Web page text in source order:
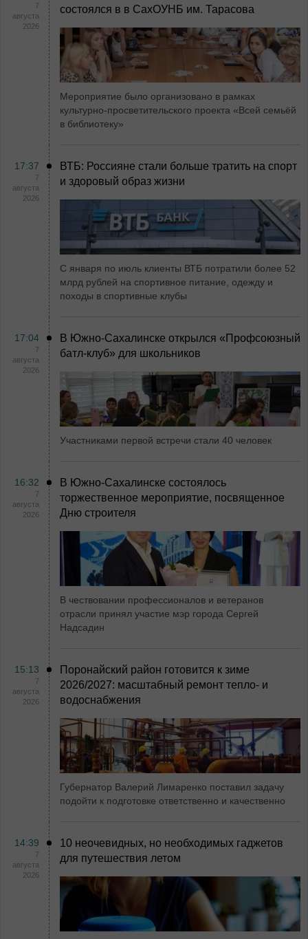
7
августа
2026
состоялся в в СахОУНБ им. Тарасова
Мероприятие было организовано в рамках
культурно-просветительского проекта «Всей семьёй
в библиотеку»
17:37
7
августа
2026
ВТБ: Россияне стали больше тратить на спорт
и здоровый образ жизни
С января по июль клиенты ВТБ потратили более 52
млрд рублей на спортивное питание, одежду и
походы в спортивные клубы
17:04
7
августа
2026
В Южно-Сахалинске открылся «Профсоюзный
батл-клуб» для школьников
Участниками первой встречи стали 40 человек
16:32
7
августа
2026
В Южно-Сахалинске состоялось
торжественное мероприятие, посвященное
Дню строителя
В чествовании профессионалов и ветеранов
отрасли принял участие мэр города Сергей
Надсадин
15:13
7
августа
2026
Поронайский район готовится к зиме
2026/2027: масштабный ремонт тепло- и
водоснабжения
Губернатор Валерий Лимаренко поставил задачу
подойти к подготовке ответственно и качественно
14:39
7
августа
2026
10 неочевидных, но необходимых гаджетов
для путешествия летом